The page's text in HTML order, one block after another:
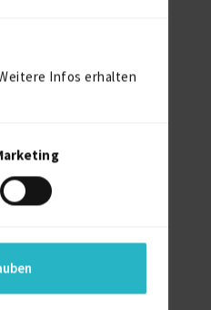
Infos erhalten